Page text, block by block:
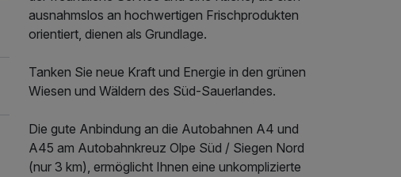
ausnahmslos an hochwertigen Frischprodukten
orientiert, dienen als Grundlage.
Tanken Sie neue Kraft und Energie in den grünen
Wiesen und Wäldern des Süd-Sauerlandes.
Die gute Anbindung an die Autobahnen A4 und
A45 am Autobahnkreuz Olpe Süd / Siegen Nord
(nur 3 km), ermöglicht Ihnen eine unkomplizierte